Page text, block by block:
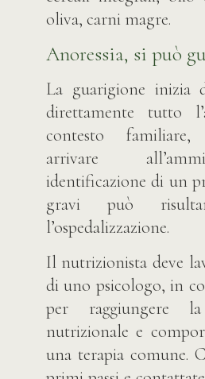
oliva, carni magre.
Anoressia, si può
La guarigione inizia
direttamente tutto
contesto
arrivare
identificazione di un
gravi può
l’ospedalizzazione.
Il nutrizionista deve
di uno psicologo, in
per raggiungere
nutrizionale e
una terapia comune.